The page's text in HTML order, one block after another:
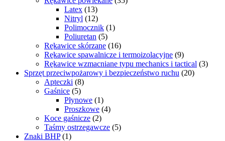
Latex (13)
Nitryl (12)
Polimocznik (1)
Poliuretan (5)
Rękawice skórzane (16)
Rękawice spawalnicze i termoizolacyjne (9)
Rękawice wzmacniane typu mechanics i tactical (3)
Sprzęt przeciwpożarowy i bezpieczeństwo ruchu (20)
Apteczki (8)
Gaśnice (5)
Płynowe (1)
Proszkowe (4)
Koce gaśnicze (2)
Taśmy ostrzegawcze (5)
Znaki BHP (1)